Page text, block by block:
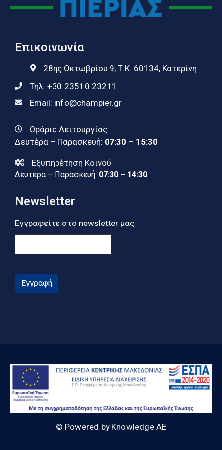
Επικοινωνία
28ης Οκτωβρίου 9, Τ.Κ. 60134, Κατερίνη
Τηλ: +30 23510 23211
Email: info@champier.gr
Ωράριο Λειτουργίας:
Δευτέρα – Παρασκευή: 07:30 – 15:30
Εξυπηρέτηση Κοινού
Δευτέρα – Παρασκευή: 07:30 – 14:30
Newsletter
Εγγραφείτε στο newsletter μας
Εγγραφή
© Powered by Knowledge AE